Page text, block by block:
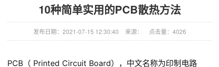
10种简单实用的PCB散热方法
发布日期：2021-07-15 12:30:40 来源： 点击量：4026
PCB（ Printed Circuit Board），中文名称为印制电路